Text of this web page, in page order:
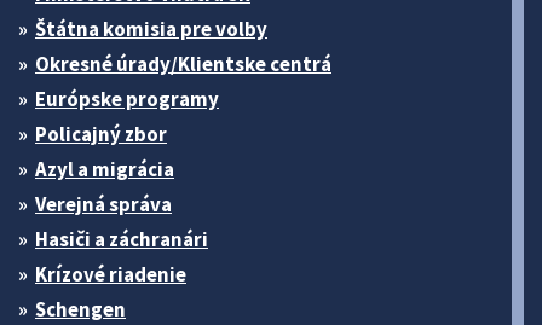
Štátna komisia pre volby
Okresné úrady/Klientske centrá
Európske programy
Policajný zbor
Azyl a migrácia
Verejná správa
Hasiči a záchranári
Krízové riadenie
Schengen